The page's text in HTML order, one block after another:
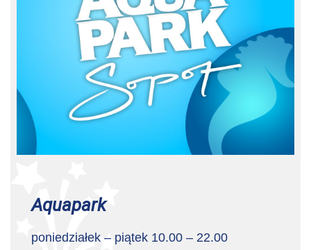
Aquapark
poniedziałek – piątek 10.00 – 22.00